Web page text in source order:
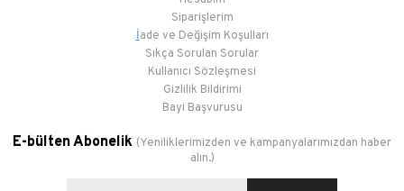
Siparişlerim
İade ve Değişim Koşulları
Sıkça Sorulan Sorular
Kullanıcı Sözleşmesi
Gizlilik Bildirimi
Bayi Başvurusu
E-bülten Abonelik (Yeniliklerimizden ve kampanyalarımızdan haber
alın.)